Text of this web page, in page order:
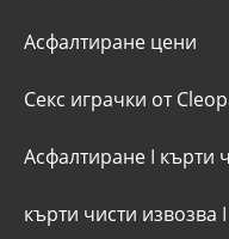
Асфалтиране цени
Секс играчки от
Асфалтиране I кърти
кърти чисти извозва I